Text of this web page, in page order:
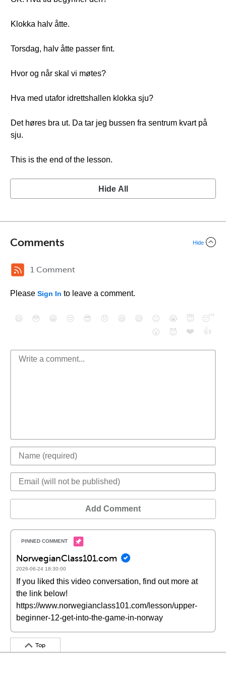
Klokka halv åtte.
Torsdag, halv åtte passer fint.
Hvor og når skal vi møtes?
Hva med utafor idrettshallen klokka sju?
Det høres bra ut. Da tar jeg bussen fra sentrum kvart på
sju.
This is the end of the lesson.
Hide All
Comments Hide
1 Comment
Please Sign In to leave a comment.
😄 😳 😁 😒 😎 😠 😆 😅 😉 😭 😇
😴
😮
😈 ❤️ 👍
Add Comment
NorwegianClass101.com
2026-06-24 18:30:00
If you liked this video conversation, find out more at
the link below!
https://www.norwegianclass101.com/lesson/upper-
beginner-12-get-into-the-game-in-norway
Top